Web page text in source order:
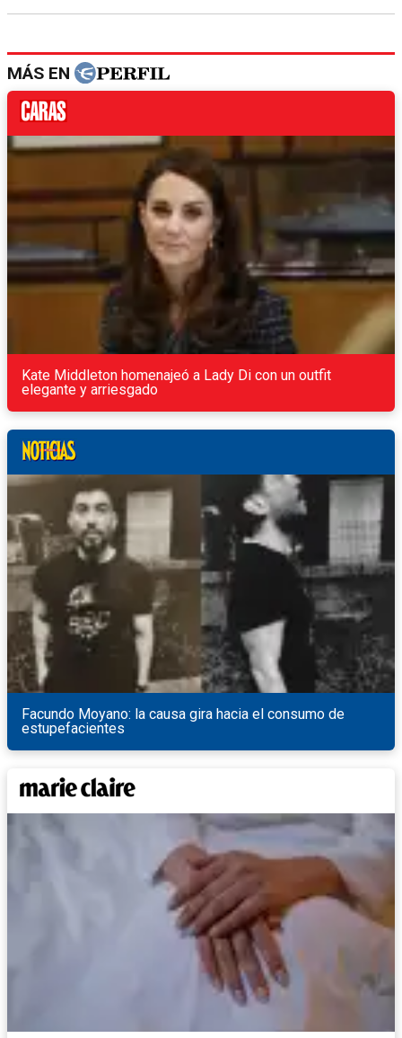
MÁS EN
Kate Middleton homenajeó a Lady Di con un outfit
elegante y arriesgado
Facundo Moyano: la causa gira hacia el consumo de
estupefacientes